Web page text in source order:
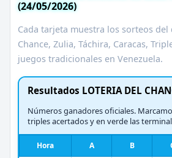
(24/05/2026)
Cada tarjeta muestra los sorteos del
Chance, Zulia, Táchira, Caracas,
juegos tradicionales en Venezuela.
Resultados LOTERIA DEL
Números ganadores oficiales.
triples acertados y en verde las
Hora A B